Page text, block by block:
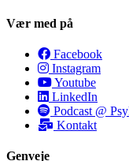
Vær med på
Facebook
Instagram
Youtube
LinkedIn
Podcast @
Kontakt
Genveje